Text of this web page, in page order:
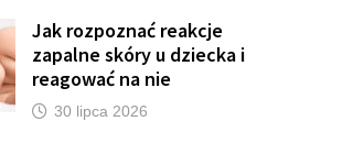
Jak rozpoznać reakcje
zapalne skóry u dziecka i
reagować na nie
30 lipca 2026